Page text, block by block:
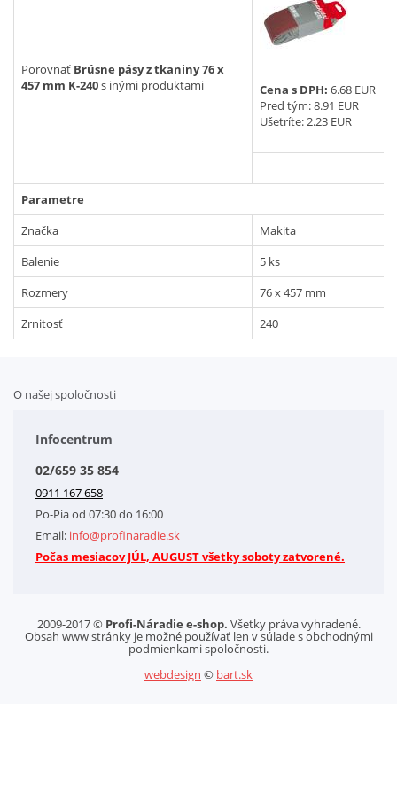
Porovnať Brúsne pásy z tkaniny 76 x
457 mm K-240s inými produktami Cena s DPH: 6.68 EUR
Pred tým:8.91 EUR
Ušetríte: 2.23 EUR
Parametre
Značka
Makita
Balenie
5 ks
Rozmery
76 x 457 mm
Zrnitosť
240
O našej spoločnosti
Obchodné podmienky
Kontakt
Letáky na stiahnutie
GDPR-Informácie o spracovaní osobných údajov HQ Tools, spol. s r. o.
Cookies
Infocentrum
02/659 35 854
0911 167 658
Po-Pia od 07:30 do 16:00
Email: info@profinaradie.sk
Počas mesiacov JÚL, AUGUST všetky soboty zatvorené.
2009-2017 © Profi-Náradie e-shop. Všetky práva vyhradené.
Obsah www stránky je možné používať len v súlade s obchodnými
podmienkami spoločnosti.
webdesign © bart.sk